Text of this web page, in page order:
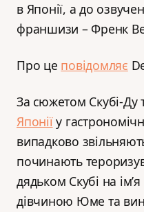
в Японії, а до
франшизи – Френк
Про це повідомляє
За сюжетом Скубі-Ду
Японіїу
випадково
починають
дядьком Скубі на
дівчиною Юме та